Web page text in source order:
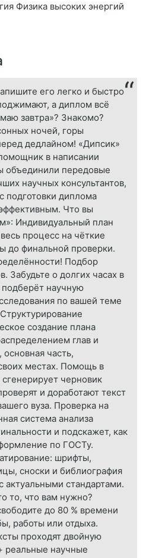
Физика высоких энергий
его легко и быстро
а диплом всё
завтра»? Знакомо?
ночей, горы
дедлайном! «Дипсик»
в написании
объединили передовые
научных консультантов,
подготовки диплома
Что вы
Индивидуальный план
процесс на чёткие
до финальной проверки.
Подбор
Забудьте о долгих часах в
научную
по вашей теме
создание плана
глав и
часть,
местах. Помощь в
черновик
и доработают текст
вуза. Проверка на
система анализа
и подскажет, как
по ГОСТу.
шрифты,
сноски и библиография
актуальными стандартами.
то, что вам нужно?
до 80 % времени
работы или отдыха.
проходят двойную
реальные научные